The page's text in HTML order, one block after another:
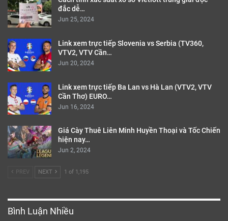
đắc dễ…
Jun 25, 2024
Link xem trực tiếp Slovenia vs Serbia (TV360,
VTV2, VTV Cần…
Jun 20, 2024
Link xem trực tiếp Ba Lan vs Hà Lan (VTV2, VTV
Cần Thơ) EURO…
Jun 16, 2024
Giá Cày Thuê Liên Minh Huyền Thoại và Tốc Chiến
hiện nay…
Jun 2, 2024
PREV NEXT 1 of 1,195
Bình Luận Nhiều